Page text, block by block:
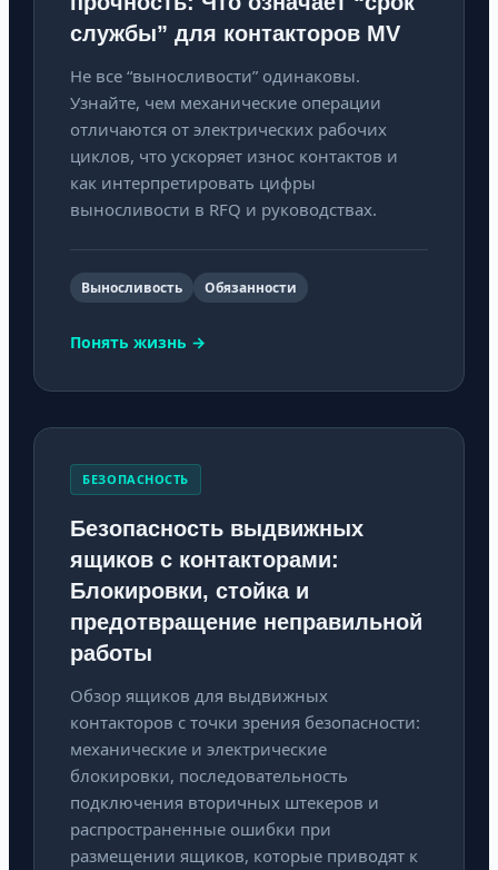
службы” для контакторов MV
Не все “выносливости” одинаковы.
Узнайте, чем механические операции
отличаются от электрических рабочих
циклов, что ускоряет износ контактов и
как интерпретировать цифры
выносливости в RFQ и руководствах.
Выносливость Обязанности
Понять жизнь →
БЕЗОПАСНОСТЬ
Безопасность выдвижных
ящиков с контакторами:
Блокировки, стойка и
предотвращение неправильной
работы
Обзор ящиков для выдвижных
контакторов с точки зрения безопасности:
механические и электрические
блокировки, последовательность
подключения вторичных штекеров и
распространенные ошибки при
размещении ящиков, которые приводят к